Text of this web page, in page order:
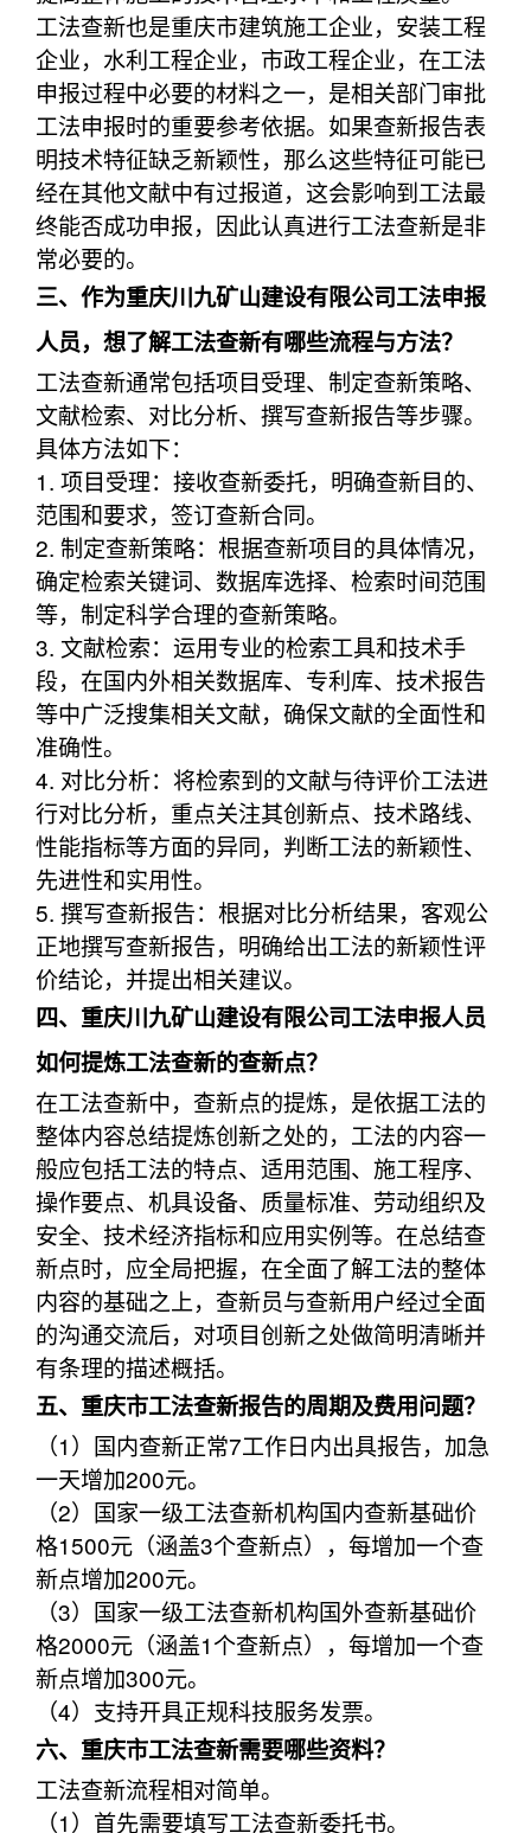
工法查新也是重庆市建筑施工企业，安装工程
企业，水利工程企业，市政工程企业，在工法
申报过程中必要的材料之一，是相关部门审批
工法申报时的重要参考依据。如果查新报告表
明技术特征缺乏新颖性，那么这些特征可能已
经在其他文献中有过报道，这会影响到工法最
终能否成功申报，因此认真进行工法查新是非
常必要的。
三、作为重庆川九矿山建设有限公司工法申报
人员，想了解工法查新有哪些流程与方法？
工法查新通常包括项目受理、制定查新策略、
文献检索、对比分析、撰写查新报告等步骤。
具体方法如下：
1. 项目受理：接收查新委托，明确查新目的、
范围和要求，签订查新合同。
2. 制定查新策略：根据查新项目的具体情况，
确定检索关键词、数据库选择、检索时间范围
等，制定科学合理的查新策略。
3. 文献检索：运用专业的检索工具和技术手
段，在国内外相关数据库、专利库、技术报告
等中广泛搜集相关文献，确保文献的全面性和
准确性。
4. 对比分析：将检索到的文献与待评价工法进
行对比分析，重点关注其创新点、技术路线、
性能指标等方面的异同，判断工法的新颖性、
先进性和实用性。
5. 撰写查新报告：根据对比分析结果，客观公
正地撰写查新报告，明确给出工法的新颖性评
价结论，并提出相关建议。
四、重庆川九矿山建设有限公司工法申报人员
如何提炼工法查新的查新点？
在工法查新中，查新点的提炼，是依据工法的
整体内容总结提炼创新之处的，工法的内容一
般应包括工法的特点、适用范围、施工程序、
操作要点、机具设备、质量标准、劳动组织及
安全、技术经济指标和应用实例等。在总结查
新点时，应全局把握，在全面了解工法的整体
内容的基础之上，查新员与查新用户经过全面
的沟通交流后，对项目创新之处做简明清晰并
有条理的描述概括。
五、重庆市工法查新报告的周期及费用问题？
（1）国内查新正常7工作日内出具报告，加急
一天增加200元。
（2）国家一级工法查新机构国内查新基础价
格1500元（涵盖3个查新点），每增加一个查
新点增加200元。
（3）国家一级工法查新机构国外查新基础价
格2000元（涵盖1个查新点），每增加一个查
新点增加300元。
（4）支持开具正规科技服务发票。
六、重庆市工法查新需要哪些资料？
工法查新流程相对简单。
（1）首先需要填写工法查新委托书。